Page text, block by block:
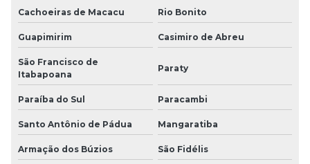
Cachoeiras de Macacu Rio Bonito
Guapimirim Casimiro de Abreu
São Francisco de
Itabapoana
Paraty
Paraíba do Sul Paracambi
Santo Antônio de Pádua Mangaratiba
Armação dos Búzios São Fidélis